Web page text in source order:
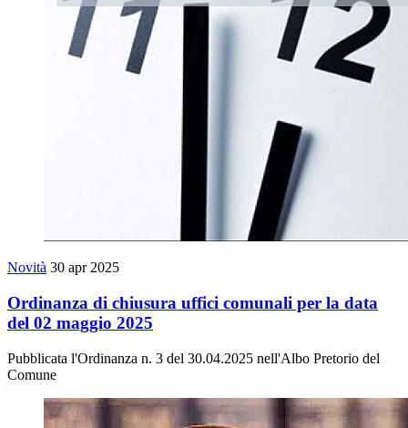
Novità 30 apr 2025
Ordinanza di chiusura uffici comunali per la data
del 02 maggio 2025
Pubblicata l'Ordinanza n. 3 del 30.04.2025 nell'Albo Pretorio del
Comune